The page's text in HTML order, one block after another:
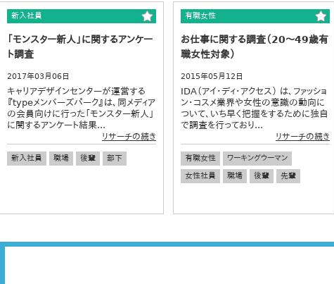
新入社員
「モンスター新人」に関するアンケー
ト調査
2017年03月06日
キャリアデザインセンターが運営する
『typeメンバーズパーク』は、同メディア
の会員向けに行った「モンスター新人」
に関するアンケート結果...
リサーチの続き
新入社員 職場 後輩 部下
有職女性
お仕事に関する調査（20～49歳有
職女性対象）
2015年05月12日
IDA（アイ・ディ・アクセス） は、ファッショ
ン・コスメ業界や女性の意識の動向に
ついて、いち早く把握をするために独自
で調査を行っており...
リサーチの続き
有職女性
ワーキングウーマン
女性社員
職場 後輩 先輩